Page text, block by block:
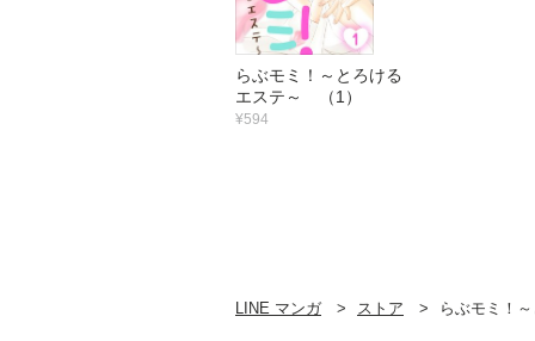
らぶモミ！～とろける
エステ～ （1）
¥594
LINE マンガ ストア らぶモミ！